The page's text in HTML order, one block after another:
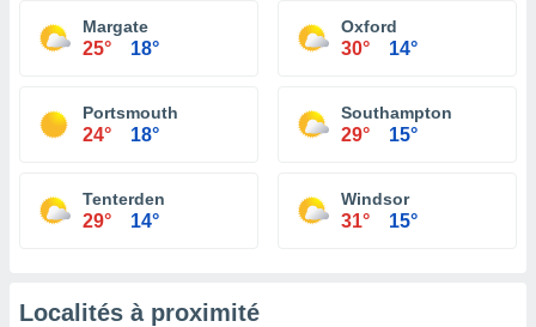
Margate
25° 18°
Oxford
30° 14°
Portsmouth
24° 18°
Southampton
29° 15°
Tenterden
29° 14°
Windsor
31° 15°
Localités à proximité